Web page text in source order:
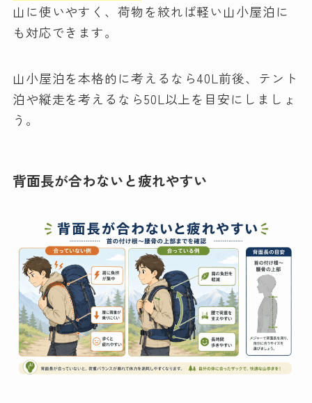
山に使いやすく、荷物を絞れば軽い山小屋泊に
も対応できます。
山小屋泊を本格的に考えるなら40L前後、テント
泊や縦走を考えるなら50L以上を目安にしましょ
う。
背面長が合わないと疲れやすい